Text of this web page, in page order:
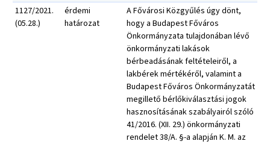
1127/2021.
(05.28.)
érdemi
határozat
A Fővárosi Közgyűlés úgy dönt,
hogy a Budapest Főváros
Önkormányzata tulajdonában lévő
önkormányzati lakások
bérbeadásának feltételeiről, a
lakbérek mértékéről, valamint a
Budapest Főváros Önkormányzatát
megillető bérlőkiválasztási jogok
hasznosításának szabályairól szóló
41/2016. (XII. 29.) önkormányzati
rendelet 38/A. §-a alapján K. M. az